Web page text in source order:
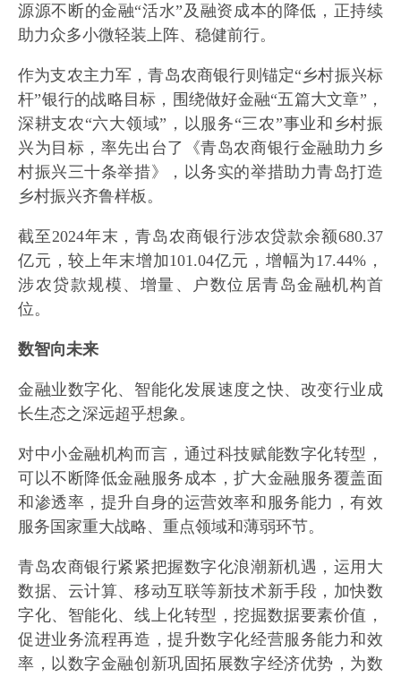
源源不断的金融“活水”及融资成本的降低，正持续
助力众多小微轻装上阵、稳健前行。
作为支农主力军，青岛农商银行则锚定“乡村振兴标
杆”银行的战略目标，围绕做好金融“五篇大文章”，
深耕支农“六大领域”，以服务“三农”事业和乡村振
兴为目标，率先出台了《青岛农商银行金融助力乡
村振兴三十条举措》，以务实的举措助力青岛打造
乡村振兴齐鲁样板。
截至2024年末，青岛农商银行涉农贷款余额680.37
亿元，较上年末增加101.04亿元，增幅为17.44%，
涉农贷款规模、增量、户数位居青岛金融机构首
位。
数智向未来
金融业数字化、智能化发展速度之快、改变行业成
长生态之深远超乎想象。
对中小金融机构而言，通过科技赋能数字化转型，
可以不断降低金融服务成本，扩大金融服务覆盖面
和渗透率，提升自身的运营效率和服务能力，有效
服务国家重大战略、重点领域和薄弱环节。
青岛农商银行紧紧把握数字化浪潮新机遇，运用大
数据、云计算、移动互联等新技术新手段，加快数
字化、智能化、线上化转型，挖掘数据要素价值，
促进业务流程再造，提升数字化经营服务能力和效
率，以数字金融创新巩固拓展数字经济优势，为数